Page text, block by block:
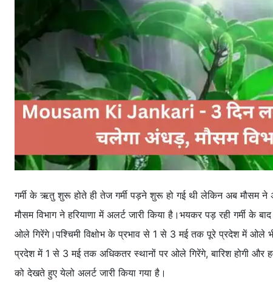
गर्मी के ऋतु शुरू होते ही तेज गर्मी पड़ने शुरू हो गई थी लेकिन अब मौसम ने
मौसम विभाग ने हरियाणा में अलर्ट जारी किया है।भयकर पड़ रही गर्मी के
ओले गिरेंगे।पश्चिमी विक्षोभ के प्रभाव से 1 से 3 मई तक पूरे प्रदेश में ओले
प्रदेश में 1 से 3 मई तक अधिकतर स्थानों पर ओले गिरेंगे, बारिश होगी और
को देखते हुए येलो अलर्ट जारी किया गया है।